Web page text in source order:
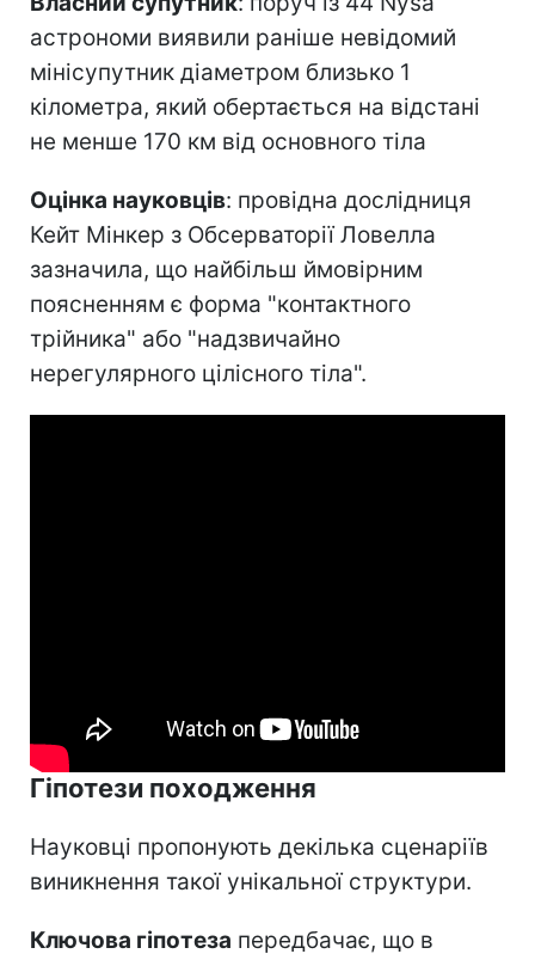
астрономи виявили раніше невідомий
мінісупутник діаметром близько 1
кілометра, який обертається на відстані
не менше 170 км від основного тіла
Оцінка науковців: провідна дослідниця
Кейт Мінкер з Обсерваторії Ловелла
зазначила, що найбільш ймовірним
поясненням є форма "контактного
трійника" або "надзвичайно
нерегулярного цілісного тіла".
Гіпотези походження
Науковці пропонують декілька сценаріїв
виникнення такої унікальної структури.
Ключова гіпотеза передбачає, що в